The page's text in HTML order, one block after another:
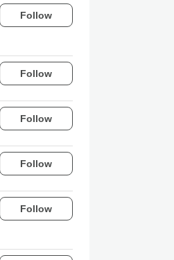
Follow
Follow
Follow
Follow
Follow